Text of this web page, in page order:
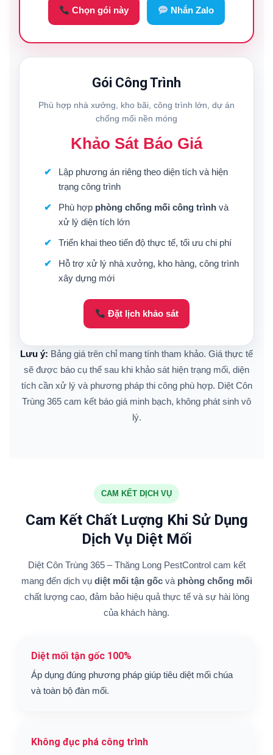
Chọn gói này Nhắn Zalo
Gói Công Trình
Phù hợp nhà xưởng, kho bãi, công trình lớn, dự án
chống mối nền móng
Khảo Sát Báo Giá
Lập phương án riêng theo diện tích và hiện
trạng công trình
Phù hợp phòng chống mối công trìnhvà
xử lý diện tích lớn
Triển khai theo tiến độ thực tế, tối ưu chi phí
Hỗ trợ xử lý nhà xưởng, kho hàng, công trình
xây dựng mới
Đặt lịch khảo sát
Lưu ý: Bảng giá trên chỉ mang tính tham khảo. Giá thực tế
sẽ được báo cụ thể sau khi khảo sát hiện trạng mối, diện
tích cần xử lý và phương pháp thi công phù hợp. Diệt Côn
Trùng 365 cam kết báo giá minh bạch, không phát sinh vô
lý.
CAM KẾT DỊCH VỤ
Cam Kết Chất Lượng Khi Sử Dụng
Dịch Vụ Diệt Mối
Diệt Côn Trùng 365 – Thăng Long PestControl cam kết
mang đến dịch vụ diệt mối tận gốcvà phòng chống mối
chất lượng cao, đảm bảo hiệu quả thực tế và sự hài lòng
của khách hàng.
Diệt mối tận gốc 100%
Áp dụng đúng phương pháp giúp tiêu diệt mối chúa
và toàn bộ đàn mối.
Không đục phá công trình